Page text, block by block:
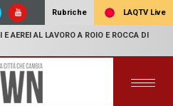
Rubriche LAQTV Live
AEREI AL LAVORO A ROIO E ROCCA DI